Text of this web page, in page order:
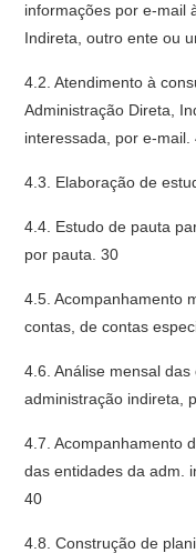
informações por e-mail
Indireta, outro ente ou
4.2. Atendimento à
Administração Direta,
interessada, por e-mail.
4.3. Elaboração de
4.4. Estudo de pauta
por pauta. 30
4.5. Acompanhamento
contas, de contas
4.6. Análise mensal
administração indireta,
4.7. Acompanhamento
das entidades da adm.
40
4.8. Construção de